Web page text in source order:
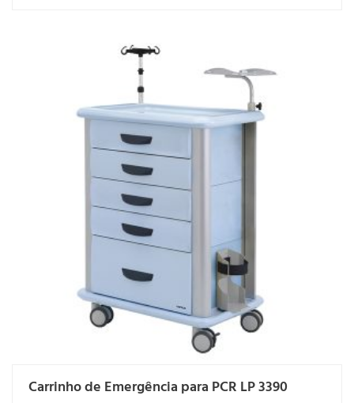
Carrinho de Emergência para PCR LP 3390